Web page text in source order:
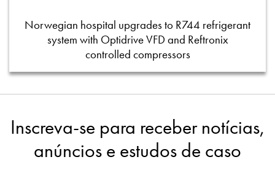
Norwegian hospital upgrades to R744 refrigerant
system with Optidrive VFD and Reftronix
controlled compressors
Inscreva-se para receber notícias,
anúncios e estudos de caso